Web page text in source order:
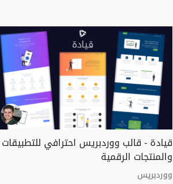
قيادة - قالب ووردبريس احترافي للتطبيقات
والمنتجات الرقمية
ووردبريس